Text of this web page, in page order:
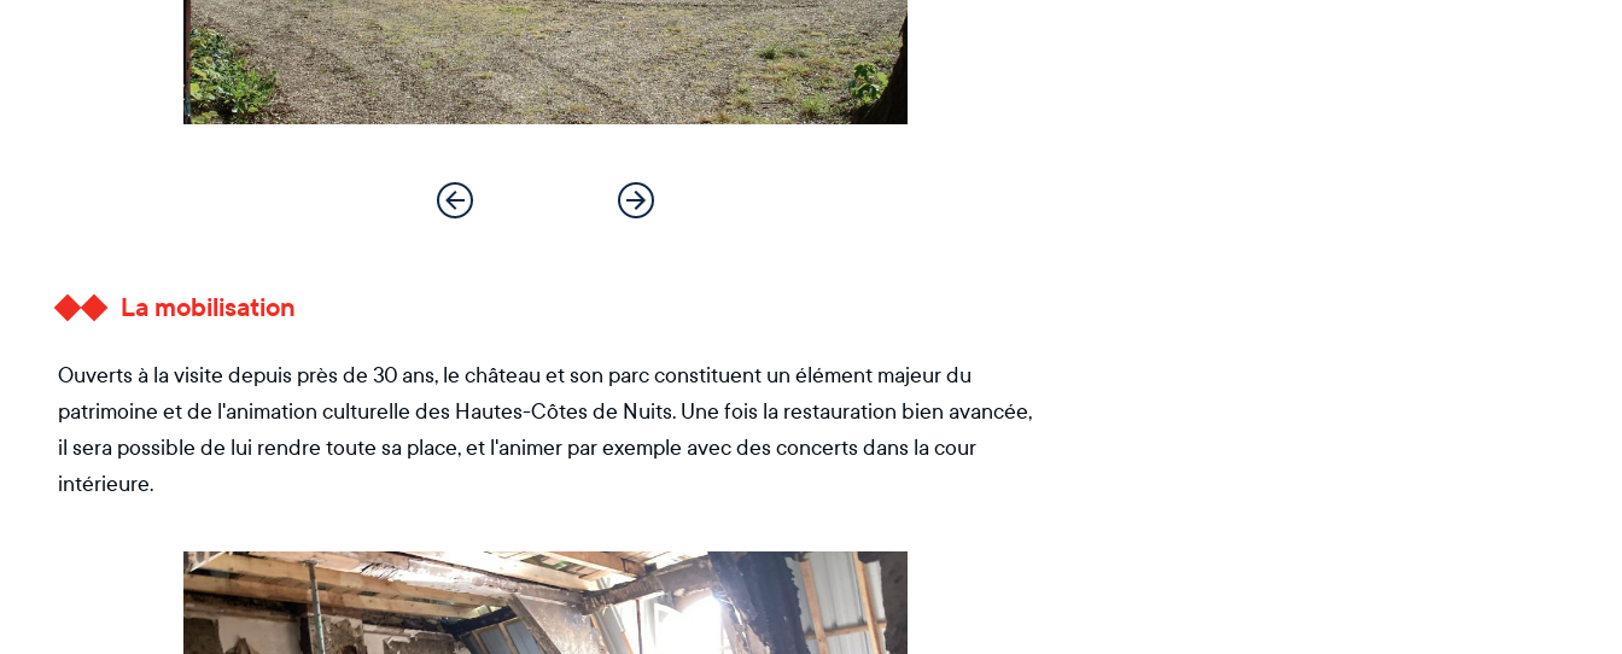
La mobilisation
Ouverts à la visite depuis près de 30 ans, le château et son parc constituent un élément majeur du
patrimoine et de l'animation culturelle des Hautes-Côtes de Nuits. Une fois la restauration bien avancée,
il sera possible de lui rendre toute sa place, et l'animer par exemple avec des concerts dans la cour
intérieure.